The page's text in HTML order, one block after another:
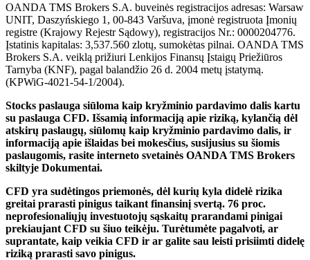
OANDA TMS Brokers S.A. buveinės registracijos adresas: Warsaw
UNIT, Daszyńskiego 1, 00-843 Varšuva, įmonė registruota Įmonių
registre (Krajowy Rejestr Sądowy), registracijos Nr.: 0000204776.
Įstatinis kapitalas: 3,537.560 zlotų, sumokėtas pilnai. OANDA TMS
Brokers S.A. veiklą prižiuri Lenkijos Finansų Įstaigų Priežiūros
Tarnyba (KNF), pagal balandžio 26 d. 2004 metų įstatymą.
(KPWiG-4021-54-1/2004).
Stocks paslauga siūloma kaip kryžminio pardavimo dalis kartu
su paslauga CFD. Išsamią informaciją apie riziką, kylančią dėl
atskirų paslaugų, siūlomų kaip kryžminio pardavimo dalis, ir
informaciją apie išlaidas bei mokesčius, susijusius su šiomis
paslaugomis, rasite interneto svetainės OANDA TMS Brokers
skiltyje Dokumentai.
CFD yra sudėtingos priemonės, dėl kurių kyla didelė rizika
greitai prarasti pinigus taikant finansinį svertą. 76 proc.
neprofesionaliųjų investuotojų sąskaitų prarandami pinigai
prekiaujant CFD su šiuo teikėju. Turėtumėte pagalvoti, ar
suprantate, kaip veikia CFD ir ar galite sau leisti prisiimti didelę
riziką prarasti savo pinigus.